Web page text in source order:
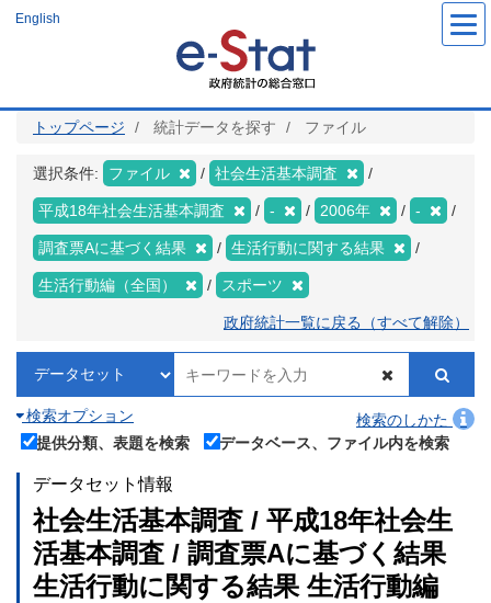
ツ
English
トップページ 統計データを探す ファイル
選択条件: ファイル 社会生活基本調査
平成18年社会生活基本調査 - 2006年 -
調査票Aに基づく結果 生活行動に関する結果
生活行動編（全国） スポーツ
政府統計一覧に戻る（すべて解除）
検索オプション
検索のしかた
提供分類、表題を検索
データベース、ファイル内を検索
データセット情報
社会生活基本調査 / 平成18年社会生
活基本調査 / 調査票Aに基づく結果
生活行動に関する結果 生活行動編